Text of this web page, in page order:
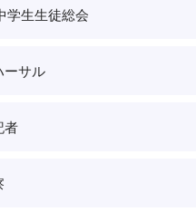
生生徒総会
ーサル
者